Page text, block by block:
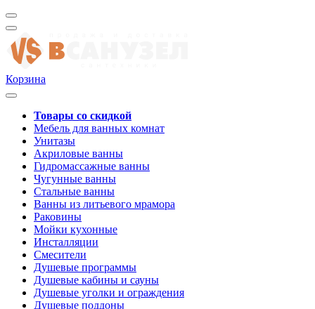
Корзина
Товары со скидкой
Мебель для ванных комнат
Унитазы
Акриловые ванны
Гидромассажные ванны
Чугунные ванны
Стальные ванны
Ванны из литьевого мрамора
Раковины
Мойки кухонные
Инсталляции
Смесители
Душевые программы
Душевые кабины и сауны
Душевые уголки и ограждения
Душевые поддоны